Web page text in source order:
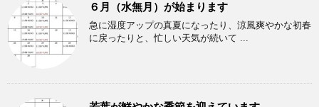
６月（水無月）が始まります
急に湿度アップの真夏になったり、涼風爽やかな初春
に戻ったりと、忙しい天気が続いて ...